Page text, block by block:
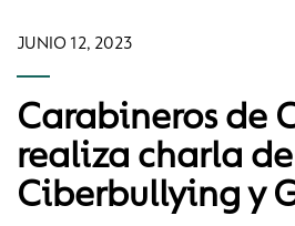
JUNIO 12, 2023
Carabineros de
realiza charla
Ciberbullying y